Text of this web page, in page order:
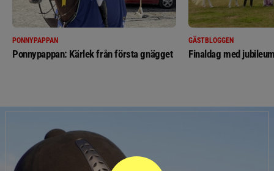
PONNYPAPPAN
Ponnypappan: Kärlek från första gnägget
GÄSTBLOGGEN
Finaldag med